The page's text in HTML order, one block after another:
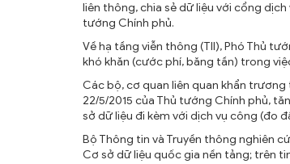
liên thông, chia sẻ dữ liệu với cổng
tướng Chính phủ.
Về hạ tầng viễn thông (TII), Phó Thủ
khó khăn (cước phí, băng tần) trong
Các bộ, cơ quan liên quan khẩn
22/5/2015 của Thủ tướng Chính phủ,
sở dữ liệu đi kèm với dịch vụ công (đo
Bộ Thông tin và Truyền thông nghiên
Cơ sở dữ liệu quốc gia nền tảng; trên